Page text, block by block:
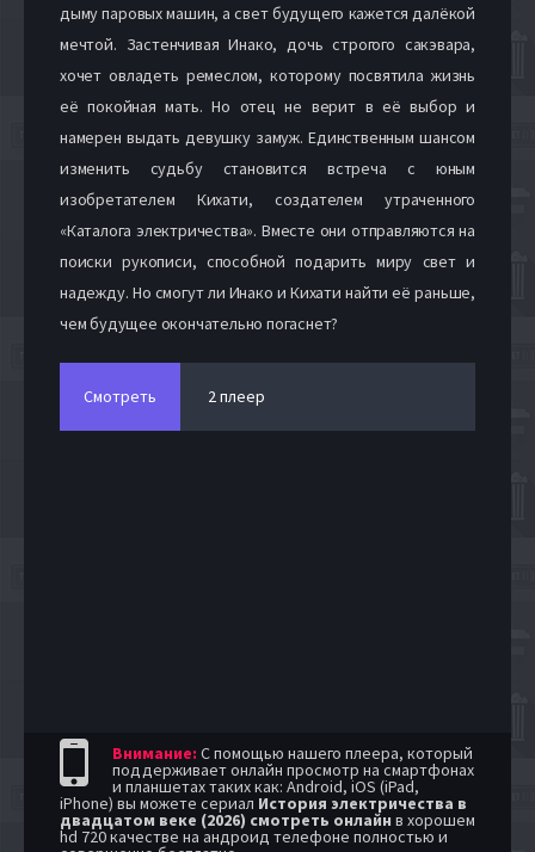
дыму паровых машин, а свет будущего кажется далёкой
мечтой. Застенчивая Инако, дочь строгого сакэвара,
хочет овладеть ремеслом, которому посвятила жизнь
её покойная мать. Но отец не верит в её выбор и
намерен выдать девушку замуж. Единственным шансом
изменить судьбу становится встреча с юным
изобретателем Кихати, создателем утраченного
«Каталога электричества». Вместе они отправляются на
поиски рукописи, способной подарить миру свет и
надежду. Но смогут ли Инако и Кихати найти её раньше,
чем будущее окончательно погаснет?
Смотреть 2 плеер
Внимание: С помощью нашего плеера, который
поддерживает онлайн просмотр на смартфонах
и планшетах таких как: Android, iOS (iPad,
iPhone) вы можете сериал История электричества в
двадцатом веке (2026) смотреть онлайн в хорошем
hd 720 качестве на андроид телефоне полностью и